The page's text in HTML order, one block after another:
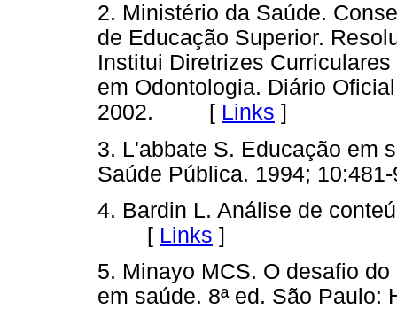
2. Ministério da Saúde.
de Educação Superior.
Institui Diretrizes
em Odontologia. Diário
2002. [ Links ]
3. L'abbate S. Educação em
Saúde Pública. 1994;
4. Bardin L. Análise de
[ Links ]
5. Minayo MCS. O desafio
em saúde. 8ª ed. São